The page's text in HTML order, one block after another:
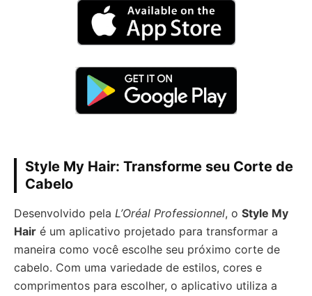
Style My Hair: Transforme seu Corte de
Cabelo
Desenvolvido pela L’Oréal Professionnel, o Style My
Hair é um aplicativo projetado para transformar a
maneira como você escolhe seu próximo corte de
cabelo. Com uma variedade de estilos, cores e
comprimentos para escolher, o aplicativo utiliza a